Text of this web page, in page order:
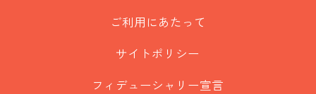
ご利用にあたって
サイトポリシー
フィデューシャリー宣言